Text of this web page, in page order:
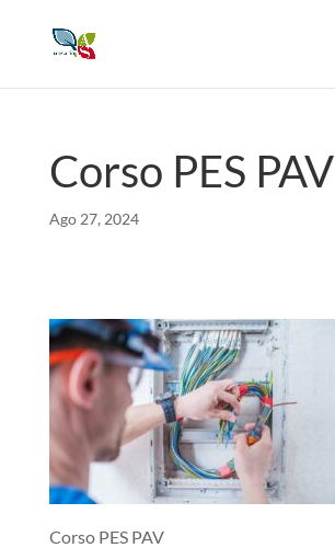
Corso PES PAV
Ago 27, 2024
Corso PES PAV